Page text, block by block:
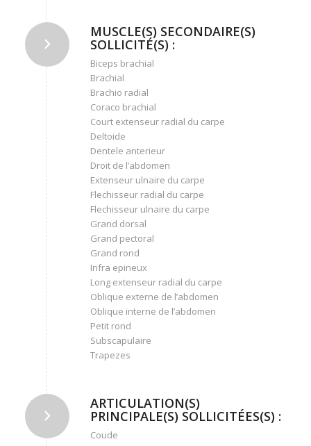
MUSCLE(S) SECONDAIRE(S)
SOLLICITÉ(S) :
Biceps brachial
Brachial
Brachio radial
Coraco brachial
Court extenseur radial du carpe
Deltoide
Dentele anterieur
Droit de l’abdomen
Extenseur ulnaire du carpe
Flechisseur radial du carpe
Flechisseur ulnaire du carpe
Grand dorsal
Grand pectoral
Grand rond
Infra epineux
Long extenseur radial du carpe
Oblique externe de l’abdomen
Oblique interne de l’abdomen
Petit rond
Subscapulaire
Trapezes
ARTICULATION(S)
PRINCIPALE(S) SOLLICITÉES(S) :
Coude